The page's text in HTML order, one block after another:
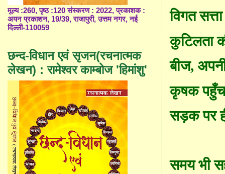
विगत
कुटिलता
बीज,
कृषक
सड़क पर
समय भी
मूल्य :260, पृष्ठ :120 संस्करण : 2022, प्रकाशक :
अयन प्रकाशन, 19/39, राजापुरी, उत्तम नगर, नई
दिल्ली-110059
छन्द-विधान एवं सृजन(रचनात्मक
लेखन) : रामेश्वर काम्बोज 'हिमांशु'